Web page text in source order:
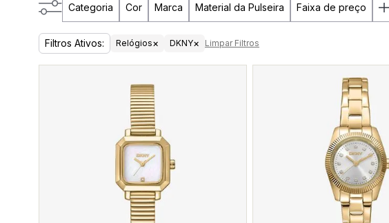
Categoria Cor Marca Material da Pulseira Faixa de preço
Filtros Ativos: Relógios× DKNY× Limpar Filtros